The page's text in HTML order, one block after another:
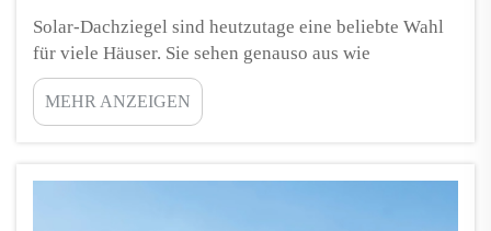
Solar-Dachziegel sind heutzutage eine beliebte Wahl
für viele Häuser. Sie sehen genauso aus wie
herkömmliche Dachziegel, enthalten jedoch eine
spezielle Technologie, die Sonnenlicht in elektrische
Energie umwandelt. Eine Frage, die sich viele
fangen oder brennen können. Es ist eine rea...
MEHR ANZEIGEN